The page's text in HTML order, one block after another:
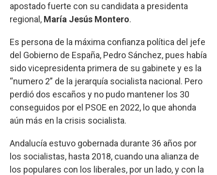
apostado fuerte con su candidata a presidenta
regional, María Jesús Montero.
Es persona de la máxima confianza política del jefe
del Gobierno de España, Pedro Sánchez, pues había
sido vicepresidenta primera de su gabinete y es la
“numero 2” de la jerarquía socialista nacional. Pero
perdió dos escaños y no pudo mantener los 30
conseguidos por el PSOE en 2022, lo que ahonda
aún más en la crisis socialista.
Andalucía estuvo gobernada durante 36 años por
los socialistas, hasta 2018, cuando una alianza de
los populares con los liberales, por un lado, y con la